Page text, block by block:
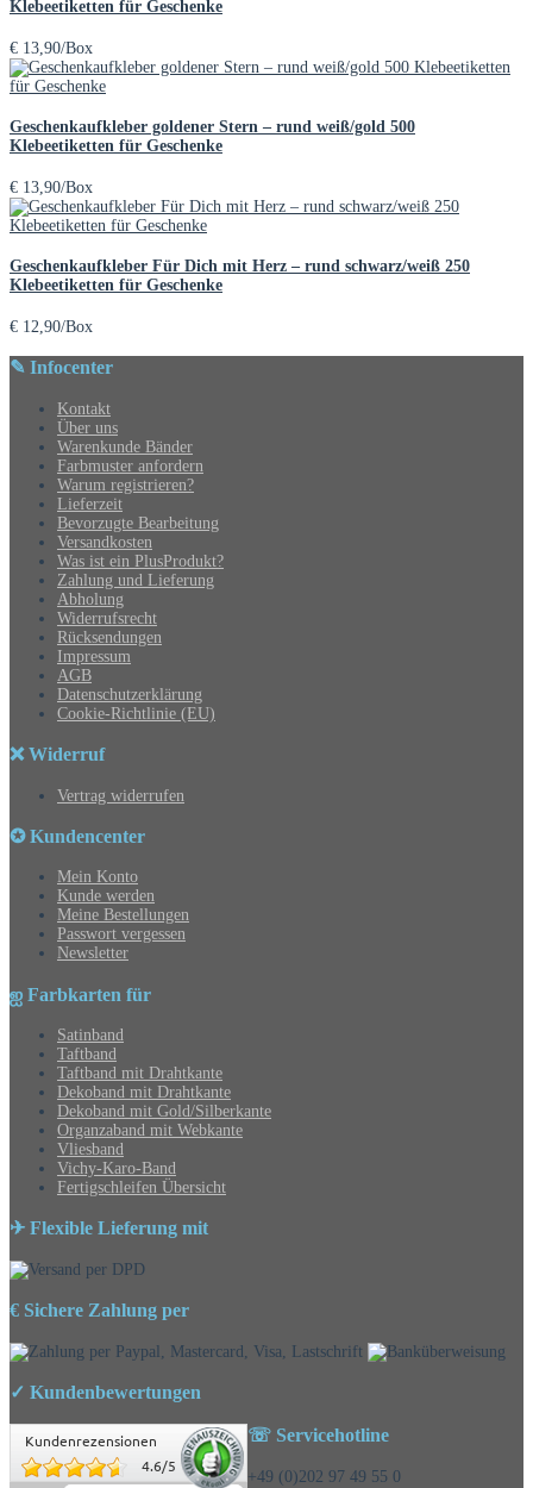
Klebeetiketten für Geschenke
€ 13,90/Box
Geschenkaufkleber goldener Stern – rund weiß/gold 500
Klebeetiketten für Geschenke
€ 13,90/Box
Geschenkaufkleber Für Dich mit Herz – rund schwarz/weiß 250
Klebeetiketten für Geschenke
€ 12,90/Box
✎ Infocenter
Kontakt
Über uns
Warenkunde Bänder
Farbmuster anfordern
Warum registrieren?
Lieferzeit
Bevorzugte Bearbeitung
Versandkosten
Was ist ein PlusProdukt?
Zahlung und Lieferung
Abholung
Widerrufsrecht
Rücksendungen
Impressum
AGB
Datenschutzerklärung
Cookie-Richtlinie (EU)
❌ Widerruf
Vertrag widerrufen
✪ Kundencenter
Mein Konto
Kunde werden
Meine Bestellungen
Passwort vergessen
Newsletter
ஐ Farbkarten für
Satinband
Taftband
Taftband mit Drahtkante
Dekoband mit Drahtkante
Dekoband mit Gold/Silberkante
Organzaband mit Webkante
Vliesband
Vichy-Karo-Band
Fertigschleifen Übersicht
✈ Flexible Lieferung mit
€ Sichere Zahlung per
✓ Kundenbewertungen
Kundenrezensionen
4.6/5
☏ Servicehotline
+49 (0)202 97 49 55 0